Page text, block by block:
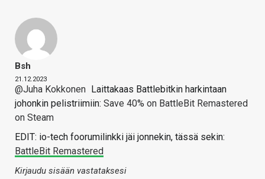
Bsh
21.12.2023
@Juha Kokkonen Laittakaas Battlebitkin harkintaan
johonkin pelistriimiin: Save 40% on BattleBit Remastered
on Steam
EDIT: io-tech foorumilinkki jäi jonnekin, tässä sekin:
BattleBit Remastered
Kirjaudu sisään vastataksesi